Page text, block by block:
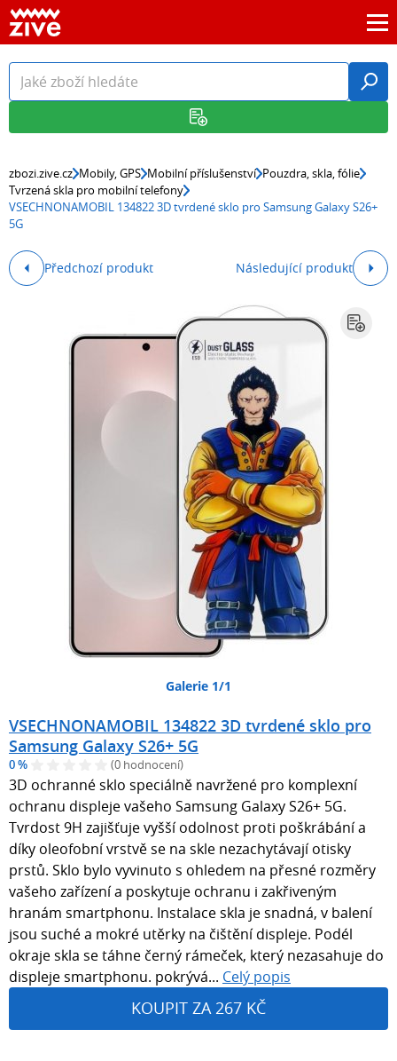
zbozi.zive.cz Mobily, GPS Mobilní příslušenství Pouzdra, skla, fólie
Tvrzená skla pro mobilní telefony
VSECHNONAMOBIL 134822 3D tvrdené sklo pro Samsung Galaxy S26+
5G
Předchozí produkt Následující produkt
Galerie 1/1
VSECHNONAMOBIL 134822 3D tvrdené sklo pro
Samsung Galaxy S26+ 5G
0 % (0 hodnocení)
3D ochranné sklo speciálně navržené pro komplexní
ochranu displeje vašeho Samsung Galaxy S26+ 5G.
Tvrdost 9H zajišťuje vyšší odolnost proti poškrábání a
díky oleofobní vrstvě se na skle nezachytávají otisky
prstů. Sklo bylo vyvinuto s ohledem na přesné rozměry
vašeho zařízení a poskytuje ochranu i zakřiveným
hranám smartphonu. Instalace skla je snadná, v balení
jsou suché a mokré utěrky na čištění displeje. Podél
okraje skla se táhne černý rámeček, který nezasahuje do
displeje smartphonu. pokrývá... Celý popis
KOUPIT ZA 267 KČ